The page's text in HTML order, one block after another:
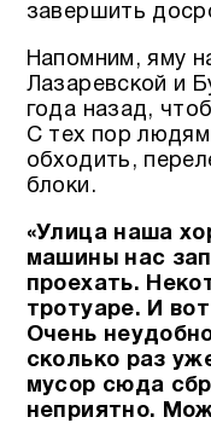
завершить
Напомним, яму
Лазаревской и
года назад,
С тех пор людям
обходить,
блоки.
«Улица наша
машины нас
проехать.
тротуаре. И
Очень
сколько раз
мусор сюда
неприятно.